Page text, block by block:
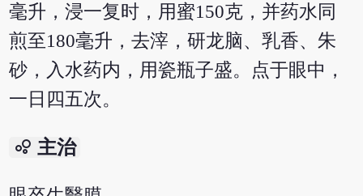
毫升，浸一复时，用蜜150克，并药水同
煎至180毫升，去滓，研龙脑、乳香、朱
砂，入水药内，用瓷瓶子盛。点于眼中，
一日四五次。
bubble_chart 主治